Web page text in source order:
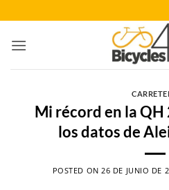
al
contenido
Mi récord en la QH
los datos de
POSTED ON 26 DE JUNIO DE